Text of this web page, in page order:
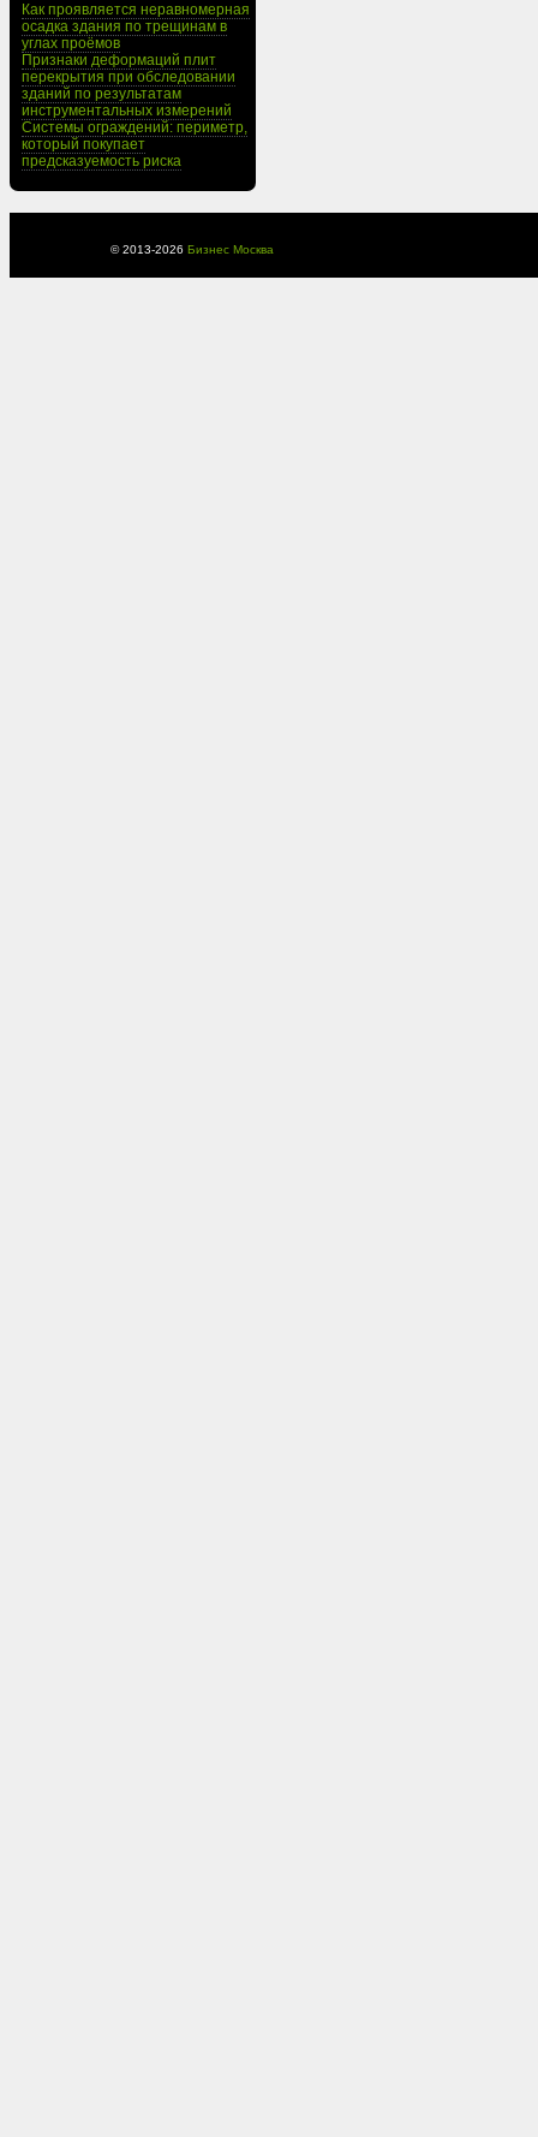
Как проявляется неравномерная
осадка здания по трещинам в
углах проёмов
Признаки деформаций плит
перекрытия при обследовании
зданий по результатам
инструментальных измерений
Системы ограждений: периметр,
который покупает
предсказуемость риска
© 2013-2026 Бизнес Москва